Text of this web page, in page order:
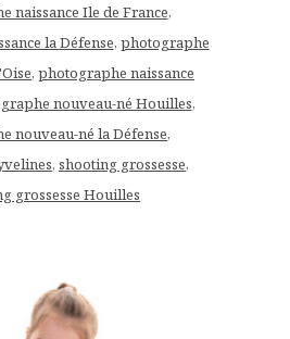
naissance Ile de France,
la Défense, photographe
, photographe naissance
nouveau-né Houilles,
nouveau-né la Défense,
, shooting grossesse,
grossesse Houilles